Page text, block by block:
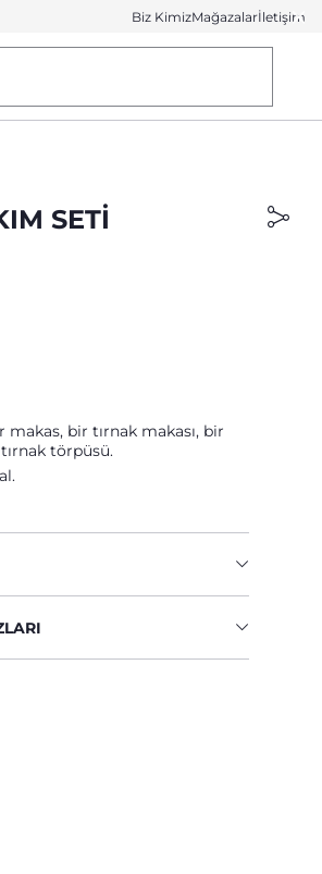
Biz KimizMağazalarİletişim
SETI
bir tırnak makası, bir
törpüsü.